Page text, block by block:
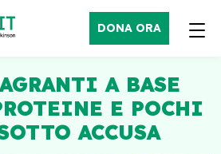
DONA ORA
A BASE
E POCHI
ACCUSA